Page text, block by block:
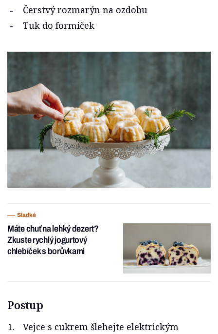
Čerstvý rozmarýn na ozdobu
Tuk do formiček
Sladké
Máte chuť na lehký dezert?
Zkuste rychlý jogurtový
chlebíček s borůvkami
Postup
Vejce s cukrem šlehejte elektrickým